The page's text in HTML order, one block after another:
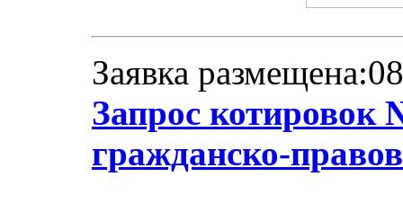
Заявка
Запрос котировок
гражданско-